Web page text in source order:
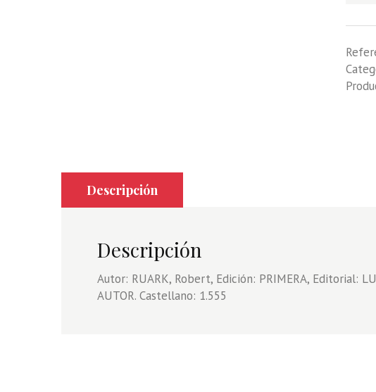
Descripción
Descripción
Autor: RUARK, Robert, Edición: PRIMERA, Editorial:
AUTOR. Castellano: 1.555